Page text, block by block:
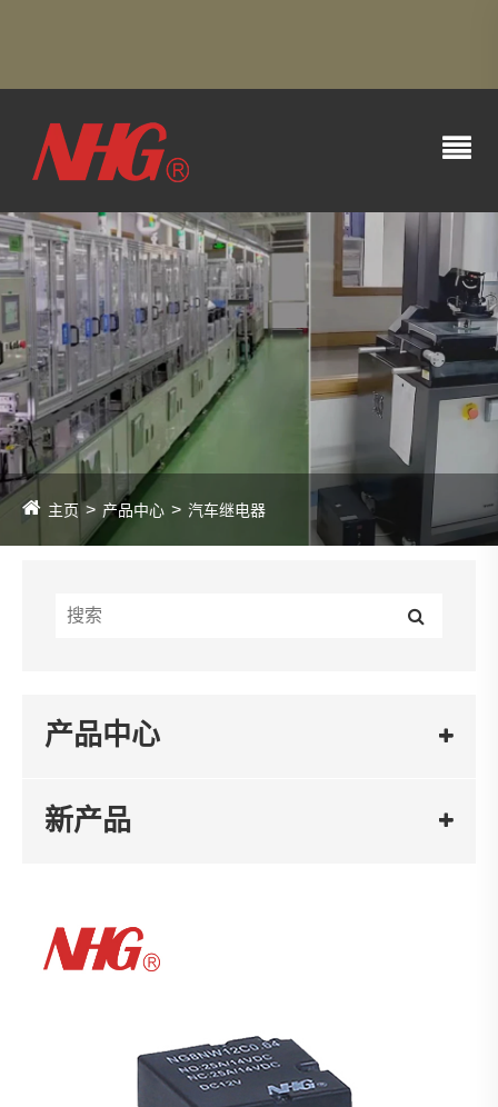
主页 产品中心 汽车继电器
产品中心
新产品